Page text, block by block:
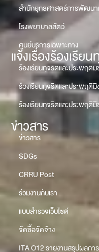
สำนักยุทธศาสตร์การพัฒนา
โรงพยาบาลสัตว์
ศูนย์บริการเฉพาะทาง
แจ้งเรื่องร้องเรีย
ร้องเรียนทุจริตและประพฤติ
ร้องเรียนทุจริตและประพฤติ
ร้องเรียนทุจริตและประพฤติ
ข่าวสาร
ข่าวสาร
SDGs
CRRU Post
ร่วมงานกับเรา
แบบสำรวจเว็บไซต์
จัดซื้อจัดจ้าง
ITA O12 รายงานสรุปผลก